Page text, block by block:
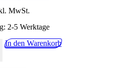
MwSt.
2-5 Werktage
Hell 20x0,5L Menge
In den Warenkorb